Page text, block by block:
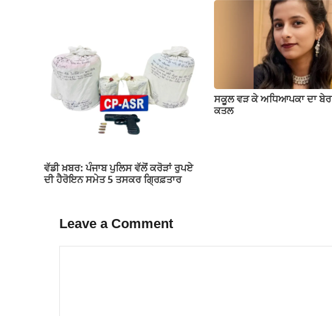
ਵੱਡੀ ਖ਼ਬਰ: ਪੰਜਾਬ ਪੁਲਿਸ ਵੱਲੋਂ ਕਰੋੜਾਂ ਰੁਪਏ
ਦੀ ਹੈਰੋਇਨ ਸਮੇਤ 5 ਤਸਕਰ ਗ੍ਰਿਫ਼ਤਾਰ
ਸਕੂਲ ਵੜ ਕੇ ਅਧਿਆਪਕਾ ਦਾ
ਕਤਲ
Leave a Comment